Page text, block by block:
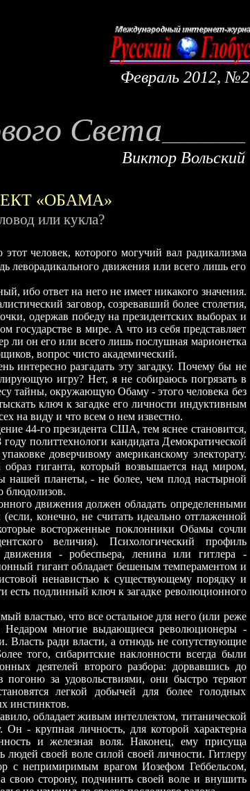
Февраль 2012, №2
Света
Виктор Вольский
«ОБАМА»
или кукла?
человек, которого могучий вал радикализма
леворадикального движения или всего лишь его
ибо ответ на него не имеет никакого значения.
заговор, созревавший более столетия,
одержав победу на президентских выборах и
государстве в мире. А что из себя представляет
ли он его или всего лишь послушная марионетка
вопрос чисто академический.
интересно разгадать эту загадку. Почему бы не
игру? Нет, я не собираюсь погрязать в
тайны, окружающую Обаму- этого человека без
ключ к загадке его личности индуктивным
на виду и что всем о нем известно.
44-го президента США, тем яснее становится,
политтехнологи кандидата Демократической
доверчивому американскому электорату.
гиганта, который возвышается над миром,
нашей планеты,- не более, чем плод настырной
блюдолизов.
движения должен обладать определенными
конечно, не считать идеально отглаженной
восторженные поклонники Обамы сочли
величия). Психологический профиль
движения -робеспьера, ленина или гитлера -
гигант обладает бешеным темпераментом и
ненавистью к существующему порядку и
есть подлинный ключ к загадке революционного
властью, что все остальное для него (или реже
многие выдающиеся революционеры -
Власть ради власти, а отнюдь не сопутствующие
того, сибаритские наклонности всегда были
деятелей второго разбора: дорвавшись до
погоню за удовольствиями, они быстро теряют
легкой добычей для более голодных
инстинктов.
обладает живым интеллектом, титанической
Он -крупная личность, для которой характерна
и железная воля. Наконец, ему присуща
людей своей воле силой своей личности. Гитлеру
с непримиримым врагом Иозефом Геббельсом,
свою сторону, подчинить своей воле и внушить